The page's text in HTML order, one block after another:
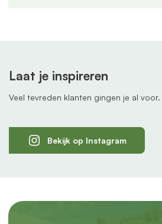
Laat je inspireren
Veel tevreden klanten gingen je al voor.
Bekijk op Instagram